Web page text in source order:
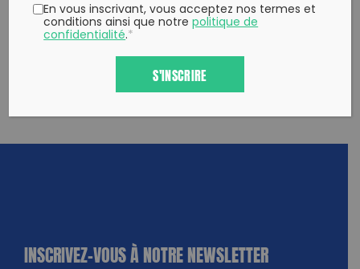
INSCRIVEZ-VOUS À NOTRE NEWSLETTER
En vous inscrivant, vous acceptez nos termes et
conditions ainsi que notrepolitique de
confidentialité.*
S'INSCRIRE